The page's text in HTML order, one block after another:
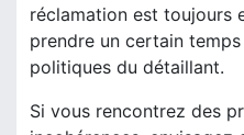
réclamation est toujours
prendre un certain
politiques du détaillant.
Si vous rencontrez des